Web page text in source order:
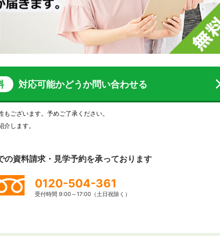
対応可能かどうか問い合わせる
ございます。予めご了承ください。
します。
の資料請求・見学予約を承っております
0120-504-361
受付時間 9:00～17:00（土日祝除く）